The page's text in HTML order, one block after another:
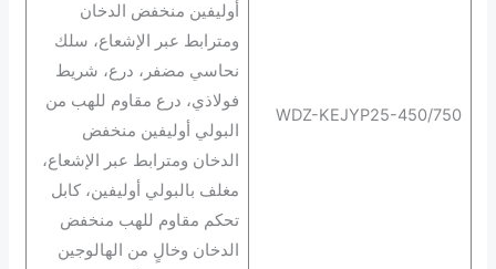
WDZ-KEJYP25-450/750
أوليفين منخفض الدخان
ومترابط عبر الإشعاع، سلك
نحاسي مضفر، درع، شريط
فولاذي، درع مقاوم للهب من
البولي أوليفين منخفض
الدخان ومترابط عبر الإشعاع،
مغلف بالبولي أوليفين، كابل
تحكم مقاوم للهب منخفض
الدخان وخالٍ من الهالوجين